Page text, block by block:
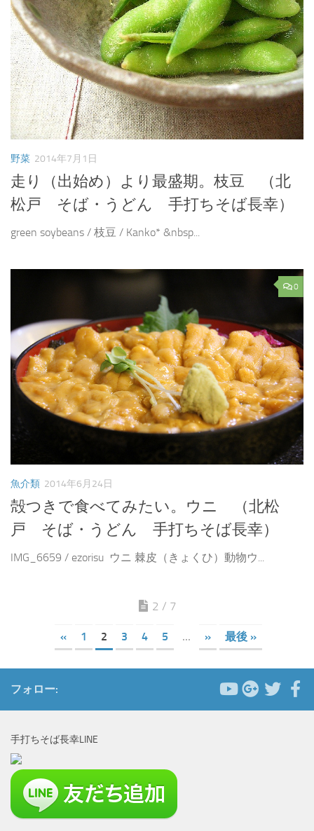
野菜 2014年7月1日
走り（出始め）より最盛期。枝豆 （北
松戸 そば・うどん 手打ちそば長幸）
green soybeans / 枝豆 / Kanko* &nbsp...
0
魚介類 2014年6月24日
殻つきで食べてみたい。ウニ （北松
戸 そば・うどん 手打ちそば長幸）
IMG_6659 / ezorisu ウニ 棘皮（きょくひ）動物ウ...
2 / 7
« 1 2 3 4 5 ... » 最後 »
フォロー:
手打ちそば長幸LINE